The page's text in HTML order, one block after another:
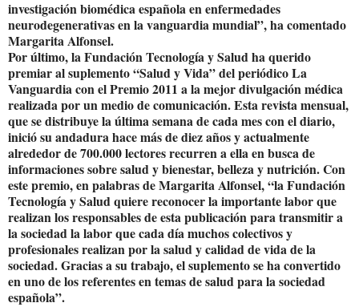
investigación biomédica española en enfermedades
neurodegenerativas en la vanguardia mundial”, ha comentado
Margarita Alfonsel.
Por último, la Fundación Tecnología y Salud ha querido
premiar al suplemento “Salud y Vida” del periódico La
Vanguardia con el Premio 2011 a la mejor divulgación médica
realizada por un medio de comunicación. Esta revista mensual,
que se distribuye la última semana de cada mes con el diario,
inició su andadura hace más de diez años y actualmente
alrededor de 700.000 lectores recurren a ella en busca de
informaciones sobre salud y bienestar, belleza y nutrición. Con
este premio, en palabras de Margarita Alfonsel, “la Fundación
Tecnología y Salud quiere reconocer la importante labor que
realizan los responsables de esta publicación para transmitir a
la sociedad la labor que cada día muchos colectivos y
profesionales realizan por la salud y calidad de vida de la
sociedad. Gracias a su trabajo, el suplemento se ha convertido
en uno de los referentes en temas de salud para la sociedad
española”.